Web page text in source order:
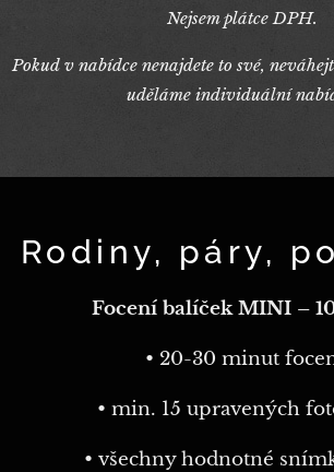
Nejsem plátce DPH.
Pokud v nabídce nenajdete to své,
uděláme individuální
Rodiny, páry,
Focení balíček MINI –
• 20-30 minut
• min. 15 upravených
• všechny hodnotné